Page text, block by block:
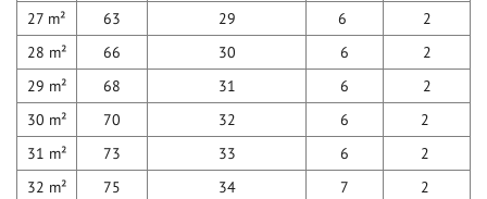
27 m²
63 29 6
2
28 m²
66 30 6
2
29 m²
68 31 6
2
30 m²
70 32 6
2
31 m²
73 33 6
2
32 m²
75 34 7
2